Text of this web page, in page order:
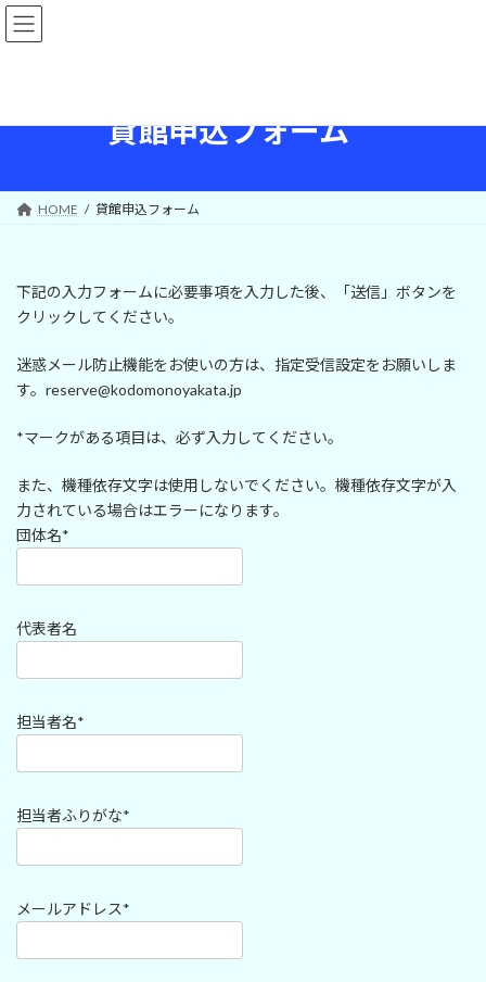
コ
ン
ナ
ビ
貸館申込フォーム
HOME 貸館申込フォーム
下記の入力フォームに必要事項を入力した後、「送信」ボタンを
クリックしてください。
迷惑メール防止機能をお使いの方は、指定受信設定をお願いしま
す。reserve@kodomonoyakata.jp
*マークがある項目は、必ず入力してください。
また、機種依存文字は使用しないでください。機種依存文字が入
力されている場合はエラーになります。
団体名*
代表者名
担当者名*
担当者ふりがな*
メールアドレス*